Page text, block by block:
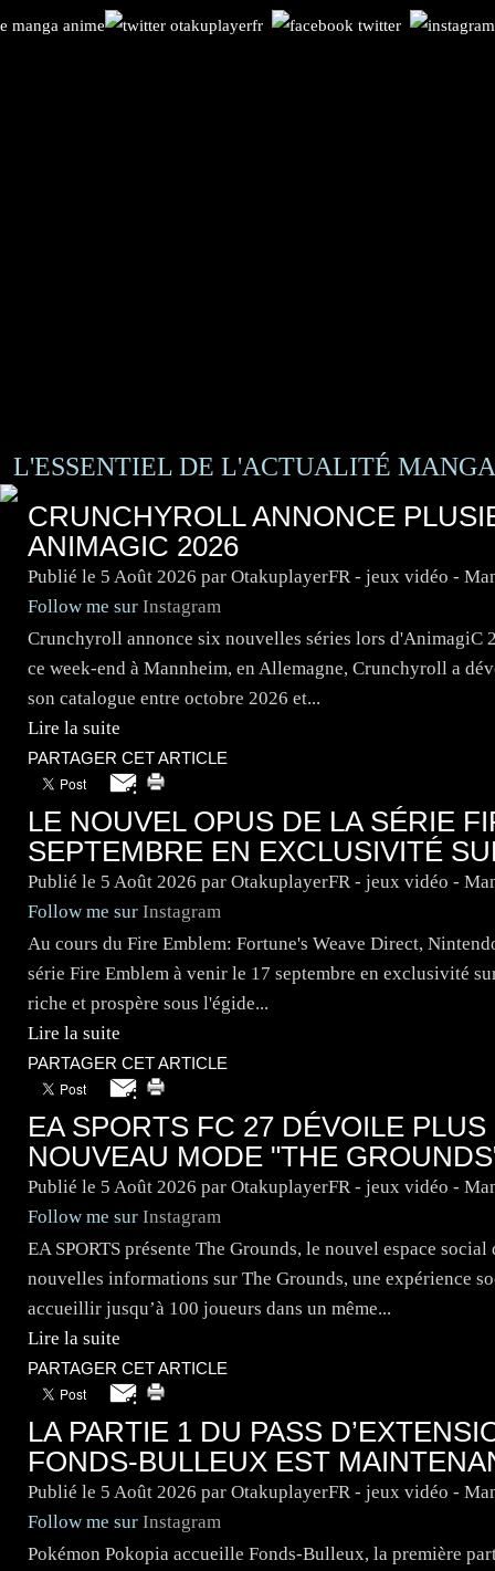
L'ESSENTIEL DE L'ACTUALITÉ
CRUNCHYROLL ANNONCE
ANIMAGIC 2026
Publié le 5 Août 2026 par OtakuplayerFR - jeux vidéo -
Follow me sur Instagram
Crunchyroll annonce six nouvelles séries lors d'AnimagiC
ce week-end à Mannheim, en Allemagne, Crunchyroll a
son catalogue entre octobre 2026 et...
Lire la suite
PARTAGER CET ARTICLE
LE NOUVEL OPUS DE LA SÉRIE
SEPTEMBRE EN EXCLUSIVITÉ
Publié le 5 Août 2026 par OtakuplayerFR - jeux vidéo -
Follow me sur Instagram
Au cours du Fire Emblem: Fortune's Weave Direct,
série Fire Emblem à venir le 17 septembre en exclusivité
riche et prospère sous l'égide...
Lire la suite
PARTAGER CET ARTICLE
EA SPORTS FC 27 DÉVOILE
NOUVEAU MODE "THE
Publié le 5 Août 2026 par OtakuplayerFR - jeux vidéo -
Follow me sur Instagram
EA SPORTS présente The Grounds, le nouvel espace social
nouvelles informations sur The Grounds, une expérience
accueillir jusqu’à 100 joueurs dans un même...
Lire la suite
PARTAGER CET ARTICLE
LA PARTIE 1 DU PASS
FONDS-BULLEUX EST
Publié le 5 Août 2026 par OtakuplayerFR - jeux vidéo -
Follow me sur Instagram
Pokémon Pokopia accueille Fonds-Bulleux, la première